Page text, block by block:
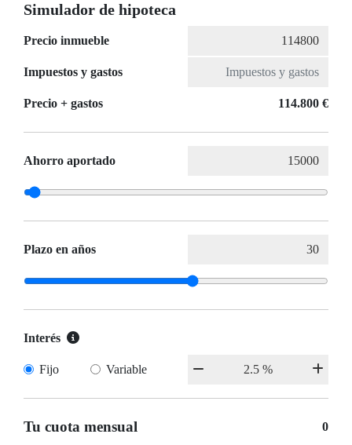
Simulador de hipoteca
Precio inmueble
Impuestos y gastos
Precio + gastos 114.800 €
Ahorro aportado
Plazo en años
Interés
Fijo Variable
Tu cuota mensual 0